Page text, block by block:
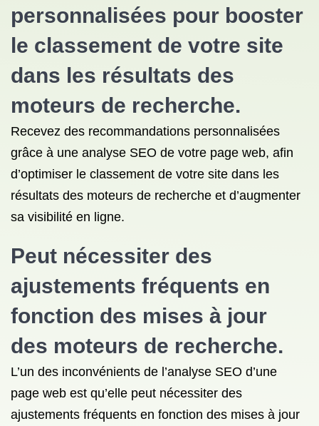
personnalisées pour booster
le classement de votre site
dans les résultats des
moteurs de recherche.
Recevez des recommandations personnalisées
grâce à une analyse SEO de votre page web, afin
d’optimiser le classement de votre site dans les
résultats des moteurs de recherche et d’augmenter
sa visibilité en ligne.
Peut nécessiter des
ajustements fréquents en
fonction des mises à jour
des moteurs de recherche.
L’un des inconvénients de l’analyse SEO d’une
page web est qu’elle peut nécessiter des
ajustements fréquents en fonction des mises à jour